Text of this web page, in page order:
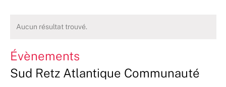
Aucun résultat trouvé.
Évènements
Sud Retz Atlantique Communauté